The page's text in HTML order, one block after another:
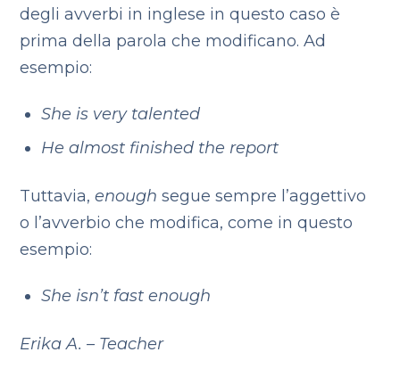
degli avverbi in inglese in questo caso è
prima della parola che modificano. Ad
esempio:
She is very talented
He almost finished the report
Tuttavia,enoughsegue sempre l’aggettivo
o l’avverbio che modifica, come in questo
esempio:
She isn’t fast enough
Erika A. – Teacher